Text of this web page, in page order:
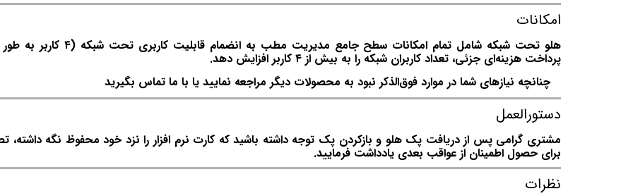
امکانات
هلو تحت شبکه شامل تمام
پرداخت هزینه‌ای جزئی، تعداد کاربران شبکه را به بیش از ۴ کاربر افزایش دهد.
چنانچه نیازهای شما در موارد فوق‌الذکر نبود به محصولات دیگر مراجعه نمایید یا با ما تماس بگیرید
دستورالعمل
مشتری گرامی پس از دریافت پک هلو و بازکردن پک توجه داشته باشید که کارت نرم افزار را نزد خود محفوظ نگه
برای حصول اطمینان از عواقب بعدی یادداشت فرمایید.
نظرات